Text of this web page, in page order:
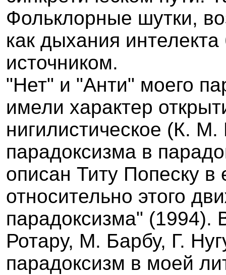
Фольклорные шутки,
как дыхания
источником.
"Нет" и "Анти" моего
имели характер
нигилистическое (К.
парадоксизма в
описан Титу Попеску в
относительно этого
парадоксизма" (1994).
Ротару, M. Барбу, Г.
парадоксизм в моей